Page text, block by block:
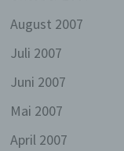
August 2007
Juli 2007
Juni 2007
Mai 2007
April 2007
mehr einer
zugeordnet
natürlichen